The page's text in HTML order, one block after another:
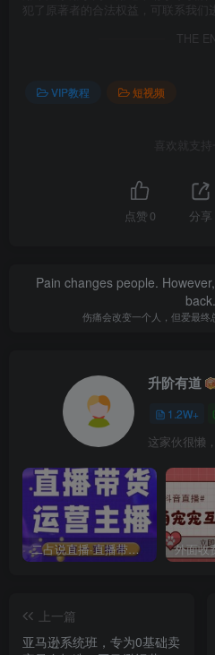
犯了原著者的合法权益，可联系我们
THE
VIP教程 短视频
喜欢就支
点赞 0 分享
Pain changes people.
back.
伤痛会改变一个人，但爱最终
升阶有道
1.2W+
这家伙很懒
二占说直播·直播带货主播运营课程，主播运营二合一实操课
上一篇
亚马逊系统班，专为0基础卖